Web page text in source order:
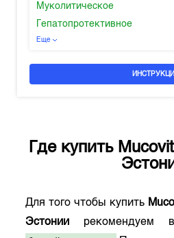
Муколитическое
Гепатопротективное
Еще
Где купить Mucovit
Для того чтобы купить
Эстонии рекомендуем